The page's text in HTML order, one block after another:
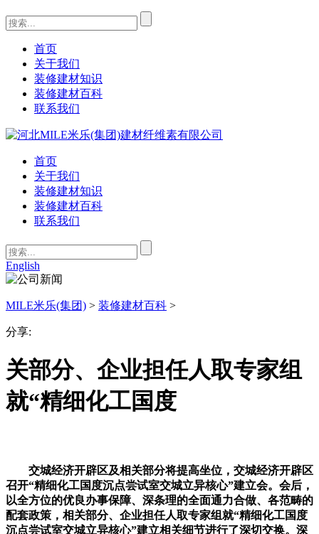
首页
关于我们
装修建材知识
装修建材百科
联系我们
首页
关于我们
装修建材知识
装修建材百科
联系我们
English
MILE米乐(集团) > 装修建材百科 >
分享:
关部分、企业担任人取专家组
就“精细化工国度
交城经济开辟区及相关部分将提高坐位，交城经济开辟区
召开“精细化工国度沉点尝试室交城立异核心”建立会。会后，
以全方位的优良办事保障、深条理的全面通力合做、各范畴的
配套政策，相关部分、企业担任人取专家组就“精细化工国度
沉点尝试室交城立异核心”建立相关细节进行了深切交换。深